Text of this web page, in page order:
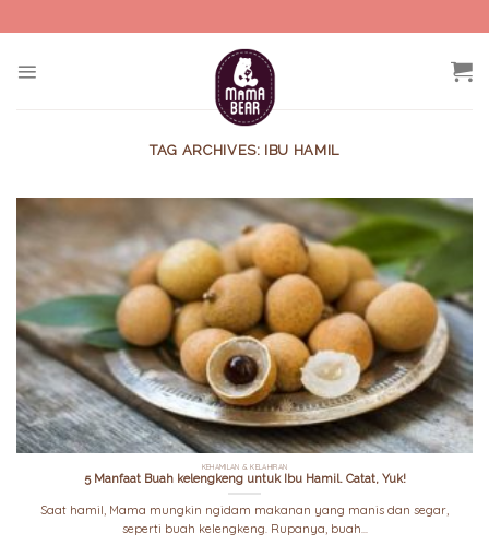
to
TAG ARCHIVES: IBU HAMIL
KEHAMILAN & KELAHIRAN
5 Manfaat Buah kelengkeng untuk Ibu Hamil. Catat, Yuk!
Saat hamil, Mama mungkin ngidam makanan yang manis dan segar,
seperti buah kelengkeng. Rupanya, buah...